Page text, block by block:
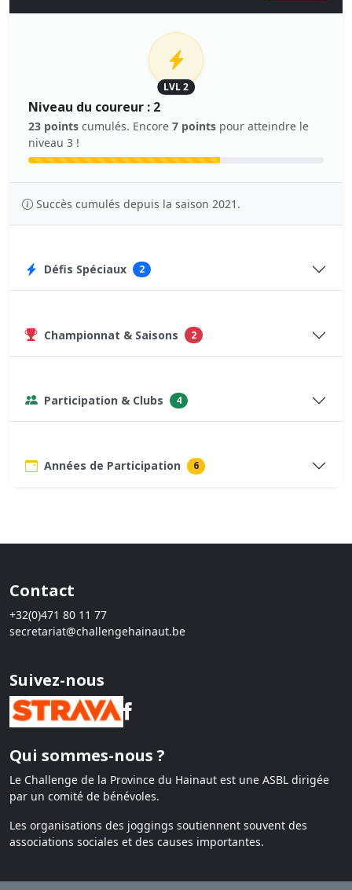
LVL 2
Niveau du coureur : 2
23 points cumulés. Encore 7 points pour atteindre le
niveau 3 !
Succès cumulés depuis la saison 2021.
Défis Spéciaux 2
Championnat & Saisons 2
Participation & Clubs 4
Années de Participation 6
Contact
+32(0)471 80 11 77
secretariat@challengehainaut.be
Suivez-nous
Qui sommes-nous ?
Le Challenge de la Province du Hainaut est une ASBL dirigée
par un comité de bénévoles.
Les organisations des joggings soutiennent souvent des
associations sociales et des causes importantes.